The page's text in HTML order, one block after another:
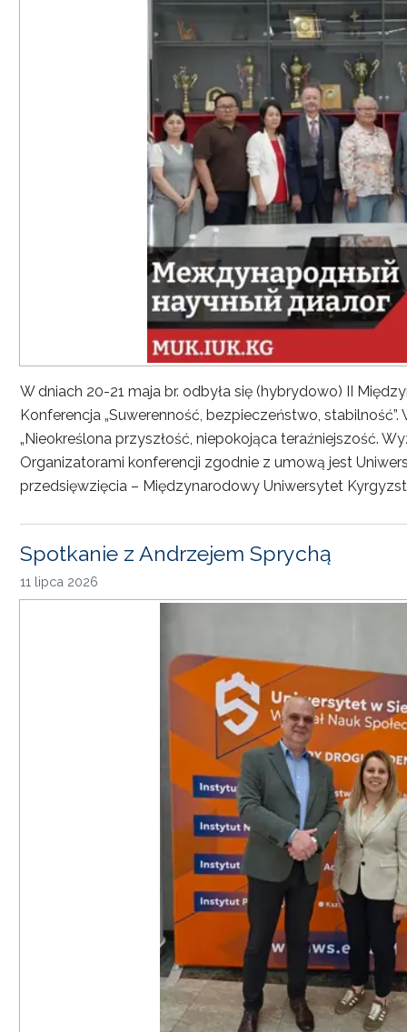
W dniach 20-21 maja br. odbyła się (hybrydowo) II
Konferencja „Suwerenność, bezpieczeństwo,
„Nieokreślona przyszłość, niepokojąca teraźniejszość.
Organizatorami konferencji zgodnie z umową jest
przedsięwzięcia – Międzynarodowy Uniwersytet
Spotkanie z Andrzejem Sprychą
11 lipca 2026